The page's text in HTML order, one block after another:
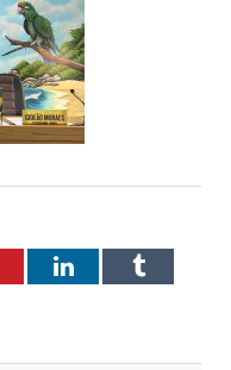
LinkedInTumblr